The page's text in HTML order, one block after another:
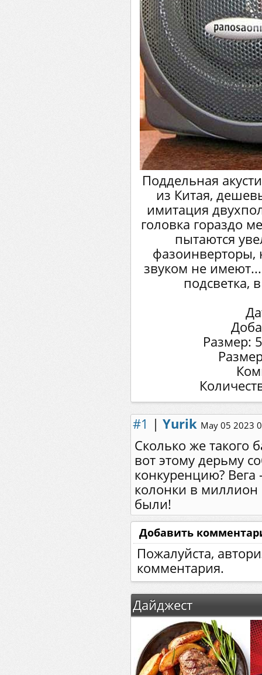
Поддельная
из Китая,
имитация
головка гораздо
пытаются
фазоинверторы,
звуком не
подсветка,
Размер:
#1 | Yurik May 05 2023
Сколько же такого
вот этому дерьму
конкуренцию? Вега
колонки в миллион
были!
Добавить
Пожалуйста,
комментария.
Дайджест